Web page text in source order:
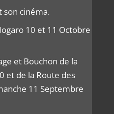
son cinéma.
10 et 11 Octobre
et Bouchon de la
et de la Route des
11 Septembre